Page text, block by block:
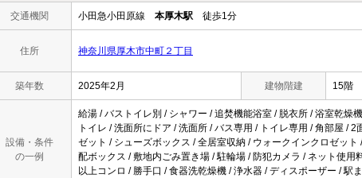
交通機関 小田急小田原線 本厚木駅 徒歩1分
住所 神奈川県厚木市中町２丁目
築年数 2025年2月 建物階建 15階
設備・条件
の一例
給湯 / バストイレ別 / シャワー / 追焚機能浴室 / 脱衣所 / 浴室乾燥
トイレ / 洗面所にドア / 洗面所 / バス専用 / トイレ専用 / 角部屋 /
ゼット / シューズボックス / 全居室収納 / ウォークインクロゼッ
配ボックス / 敷地内ごみ置き場 / 駐輪場 / 防犯カメラ / ネット使
以上コンロ / 勝手口 / 食器洗乾燥機 / 浄水器 / ディスポーザー /